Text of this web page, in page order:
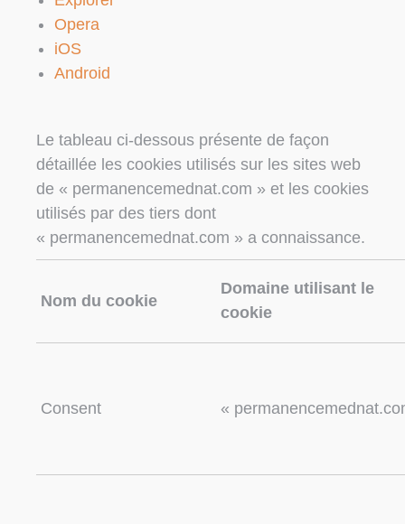
Opera
iOS
Android
Le tableau ci-dessous présente de façon
détaillée les cookies utilisés sur les sites web
de « permanencemednat.com » et les cookies
utilisés par des tiers dont
« permanencemednat.com » a connaissance.
Nom du cookie
Domaine utilisant le
cookie
Consent «